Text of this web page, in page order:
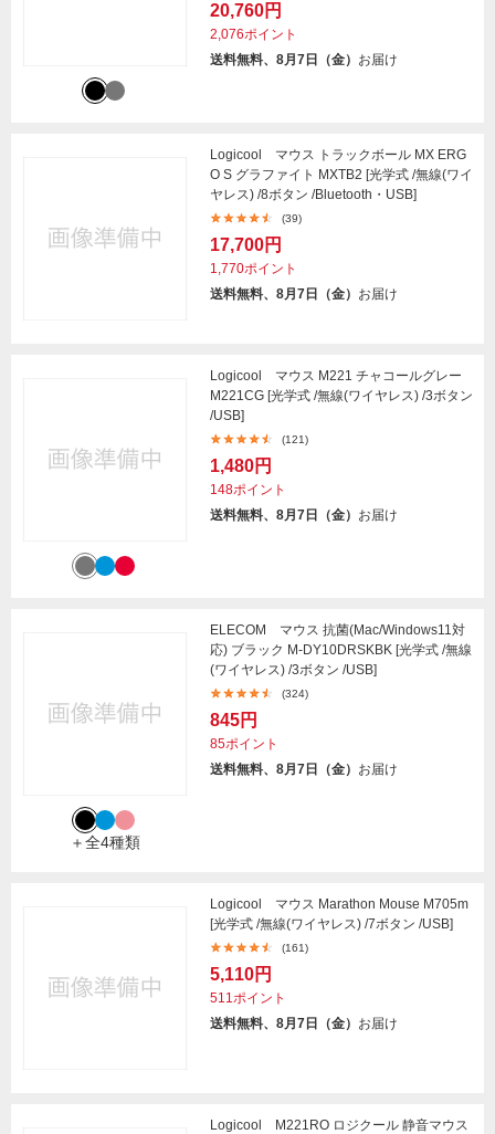
20,760円
2,076ポイント
送料無料、8月7日（金） お届け
Logicool マウス トラックボール MX ERG
O S グラファイト MXTB2 [光学式 /無線(ワイ
ヤレス) /8ボタン /Bluetooth・USB]
(39)
17,700円
1,770ポイント
送料無料、8月7日（金） お届け
Logicool マウス M221 チャコールグレー
M221CG [光学式 /無線(ワイヤレス) /3ボタン
/USB]
(121)
1,480円
148ポイント
送料無料、8月7日（金） お届け
＋全4種類
ELECOM マウス 抗菌(Mac/Windows11対
応) ブラック M-DY10DRSKBK [光学式 /無線
(ワイヤレス) /3ボタン /USB]
(324)
845円
85ポイント
送料無料、8月7日（金） お届け
Logicool マウス Marathon Mouse M705m
[光学式 /無線(ワイヤレス) /7ボタン /USB]
(161)
5,110円
511ポイント
送料無料、8月7日（金） お届け
Logicool M221RO ロジクール 静音マウス